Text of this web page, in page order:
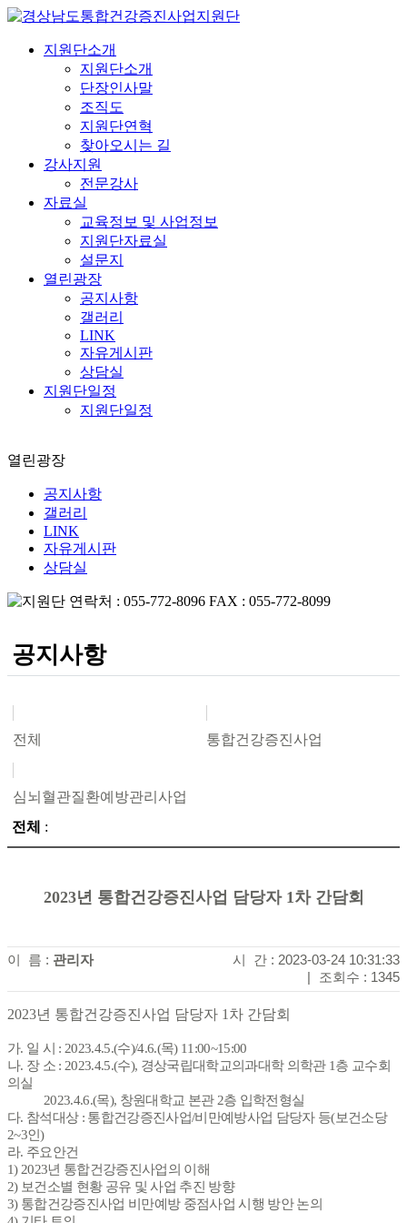
지원단소개
지원단소개
단장인사말
조직도
지원단연혁
찾아오시는 길
강사지원
전문강사
자료실
교육정보 및 사업정보
지원단자료실
설문지
열린광장
공지사항
갤러리
LINK
자유게시판
상담실
지원단일정
지원단일정
열린광장
공지사항
갤러리
LINK
자유게시판
상담실
공지사항
전체 통합건강증진사업
심뇌혈관질환예방관리사업
전체
:
2023년 통합건강증진사업 담당자 1차 간담회
이 름 : 관리자
시 간 : 2023-03-24 10:31:33
|
조회수 : 1345
2023년 통합건강증진사업 담당자 1 차 간담회
가. 일 시 : 2023.4.5.(수)/4.6.(목) 11:00~15:00
나. 장 소 : 2023.4.5.(수), 경상국립대학교의과대학 의학관 1층 교수회
의실
2023.4.6.(목), 창원대학교 본관 2층 입학전형실
다. 참석대상 : 통합건강증진사업/비만예방사업 담당자 등(보건소당
2~3인)
라. 주요안건
1) 2023년 통합건강증진사업의 이해
2) 보건소별 현황 공유 및 사업 추진 방향
3) 통합건강증진사업 비만예방 중점사업 시행 방안 논의